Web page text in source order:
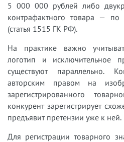
5 000 000 рублей либо
контрафактного товара — по
(статья 1515 ГК РФ).
На практике важно
логотип и исключительное
существуют параллельно.
авторским правом на
зарегистрированного
конкурент зарегистрирует
предъявит претензии уже к ней.
Для регистрации товарного